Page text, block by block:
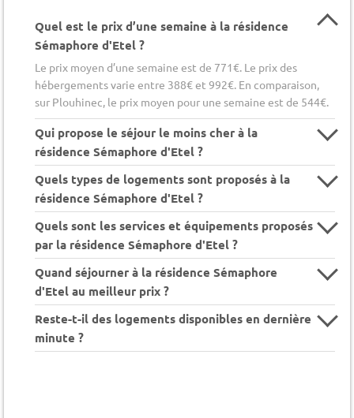
Quel est le prix d’une semaine à la résidence
Sémaphore d'Etel ?
Le prix moyen d’une semaine est de 771€. Le prix des
hébergements varie entre 388€ et 992€. En comparaison,
sur Plouhinec, le prix moyen pour une semaine est de 544€.
Qui propose le séjour le moins cher à la
résidence Sémaphore d'Etel ?
Quels types de logements sont proposés à la
résidence Sémaphore d'Etel ?
Quels sont les services et équipements proposés
par la résidence Sémaphore d'Etel ?
Quand séjourner à la résidence Sémaphore
d'Etel au meilleur prix ?
Reste-t-il des logements disponibles en dernière
minute ?